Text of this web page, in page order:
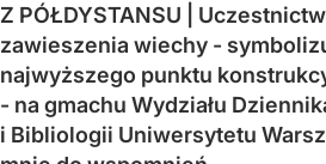
Z PÓŁDYSTANSU |
zawieszenia wiechy -
najwyższego punktu
- na gmachu Wydziału
i Bibliologii Uniwersytetu